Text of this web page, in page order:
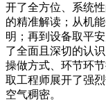
开了全方位、系统
的精准解读；从机
明；再到设备取平
了全面且深切的认
操做方式、环节环
取工程师展开了强
空气稠密。